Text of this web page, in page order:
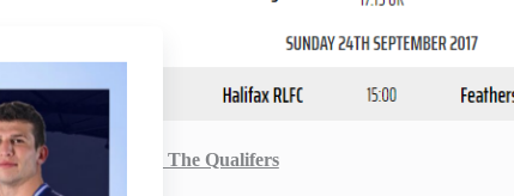
Classement – S8 The Qualifers